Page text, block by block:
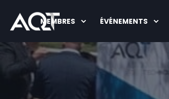
MEMBRES ÉVÉNEMENTS